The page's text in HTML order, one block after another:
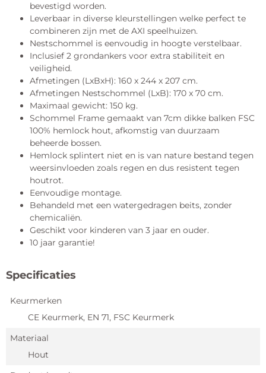
bevestigd worden.
Leverbaar in diverse kleurstellingen welke perfect te
combineren zijn met de AXI speelhuizen.
Nestschommel is eenvoudig in hoogte verstelbaar.
Inclusief 2 grondankers voor extra stabiliteit en
veiligheid.
Afmetingen (LxBxH): 160 x 244 x 207 cm.
Afmetingen Nestschommel (LxB): 170 x 70 cm.
Maximaal gewicht: 150 kg.
Schommel Frame gemaakt van 7cm dikke balken FSC
100% hemlock hout, afkomstig van duurzaam
beheerde bossen.
Hemlock splintert niet en is van nature bestand tegen
weersinvloeden zoals regen en dus resistent tegen
houtrot.
Eenvoudige montage.
Behandeld met een watergedragen beits, zonder
chemicaliën.
Geschikt voor kinderen van 3 jaar en ouder.
10 jaar garantie!
Specificaties
Keurmerken
CE Keurmerk, EN 71, FSC Keurmerk
Materiaal
Hout